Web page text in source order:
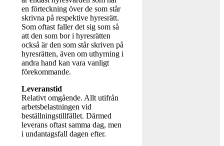
en förteckning över de som står
skrivna på respektive hyresrätt.
Som oftast faller det sig som så
att den som bor i hyresrätten
också är den som står skriven på
hyresrätten, även om uthyrning i
andra hand kan vara vanligt
förekommande.
Leveranstid
Relativt omgående. Allt utifrån
arbetsbelastningen vid
beställningstillfället. Därmed
leverans oftast samma dag, men
i undantagsfall dagen efter.